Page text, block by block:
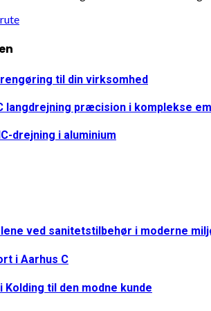
til din virksomhed
langdrejning præcision i komplekse
drejning i aluminium
ved sanitetstilbehør i moderne
i Aarhus C
til den modne kunde